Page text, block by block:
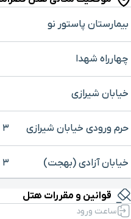
بیمارستان پاستور نو
چهارراه شهدا
خیابان شیرازی
حرم ورودی خیابان شیرازی ۳ دقیقه با خودرو(۱ کیلومتر و ۱۴۷ متر)
خیابان آزادی (بهجت) ۳ دقیقه با خودرو(۱ کیلومتر و ۱۵۴ متر)
حرم ورودی صحن جمهوری
برای
قوانین و مقررات هتل
ساعت ورود